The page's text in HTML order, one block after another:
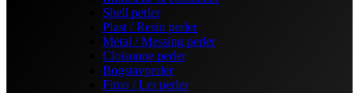
Shell perler
Plast / Resin perler
Metal / Messing perler
Cloisonne perler
Bogstavperler
Fimo / Ler perler